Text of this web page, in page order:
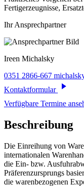
Fertigerzeugnisse,
Ihr Ansprechpartner
Ireen Michalsky
0351 2866-667
Kontaktformular
Verfügbare Termine
Beschreibung
Die Einreihung von
internationalen
die Ein- bzw.
Präferenzursprungs
die warenbezogenen